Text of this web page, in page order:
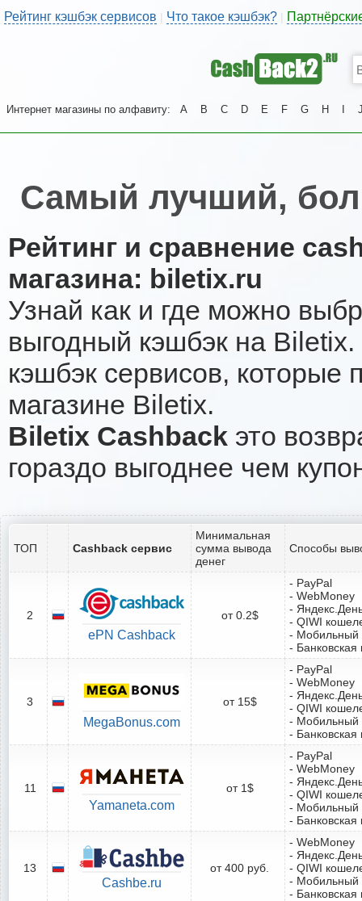
Рейтинг кэшбэк сервисов | Что такое кэшбэк?
Интернет магазины по алфавиту: A B C D E F G H
Самый лучший,
Рейтинг и сравнение
магазина: biletix.ru
Узнай как и где можно
выгодный кэшбэк на
кэшбэк сервисов, которые
магазине Biletix.
Biletix Cashback это
гораздо выгоднее чем
ТОП Cashback сервис
Минимальная
сумма вывода
денег
Способы
2
ePN Cashback
от 0.2$
- PayPal
- WebMoney
-
- QIWI
- Мобильный
- Банковская
3
MegaBonus.com
от 15$
- PayPal
- WebMoney
-
- QIWI
- Мобильный
- Банковская
11
Yamaneta.com
от 1$
- PayPal
- WebMoney
-
- QIWI
- Мобильный
- Банковская
13
Cashbe.ru
от 400 руб.
- WebMoney
-
- QIWI
- Мобильный
- Банковская